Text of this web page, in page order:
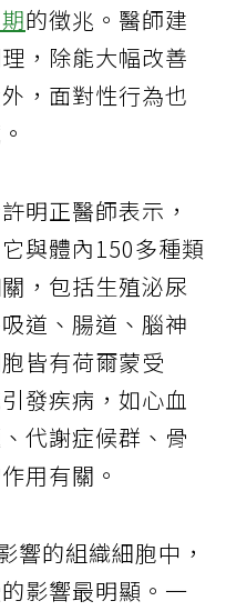
的徵兆。醫師建
，除能大幅改善
，面對性行為也
明正醫師表示，
與體內150多種類
，包括生殖泌尿
道、腸道、腦神
皆有荷爾蒙受
發疾病，如心血
代謝症候群、骨
用有關。
響的組織細胞中，
影響最明顯。一